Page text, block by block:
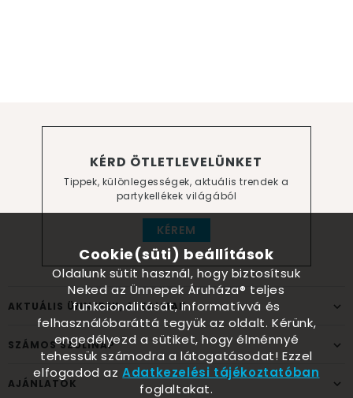
KÉRD ÖTLETLEVELÜNKET
Tippek, különlegességek, aktuális trendek a
partykellékek világából
KÉREM
AKTUÁLIS ÜNNEPEK, ALKALMAK
SZÁMOS SZÜLINAP
AJÁNLATOK
Cookie(süti) beállítások
Oldalunk sütit használ, hogy biztosítsuk
Neked az Ünnepek Áruháza® teljes
funkcionalitását, informatívvá és
felhasználóbaráttá tegyük az oldalt. Kérünk,
engedélyezd a sütiket, hogy élménnyé
tehessük számodra a látogatásodat! Ezzel
elfogadod azAdatkezelési tájékoztatóban
foglaltakat.